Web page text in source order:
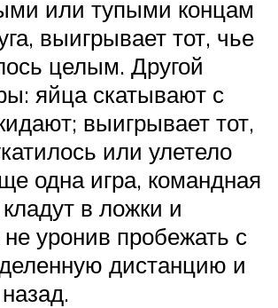
или тупыми концам
выигрывает тот, чье
целым. Другой
яйца скатывают с
выигрывает тот,
или улетело
одна игра, командная
в ложки и
уронив пробежать с
дистанцию и